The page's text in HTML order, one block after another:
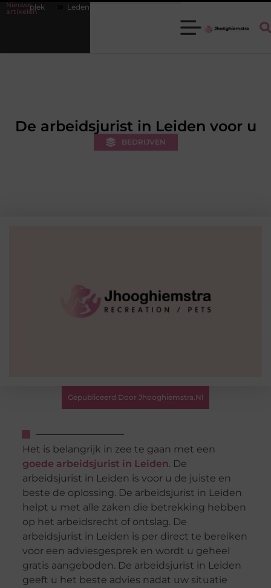
Nieuwe
artikelen
Ledenbeheer op orde krijgen zonder extra werkdruk
De arbeidsjurist in Leiden voor u
BEDRIJVEN
Gepubliceerd Door Jhooghiemstra.nl
Het is belangrijk in zee te gaan met een
goede arbeidsjurist in Leiden. De
arbeidsjurist in Leiden is voor u de juiste en
beste de oplossing. De arbeidsjurist in Leiden
helpt u met alle zaken die betrekking hebben
op het arbeidsrecht of ontslag. De
arbeidsjurist in Leiden is per direct te bereiken
voor een adviesgesprek en wordt u geheel
gratis aangeboden. De arbeidsjurist in Leiden
geeft u het beste advies nadat uw situatie